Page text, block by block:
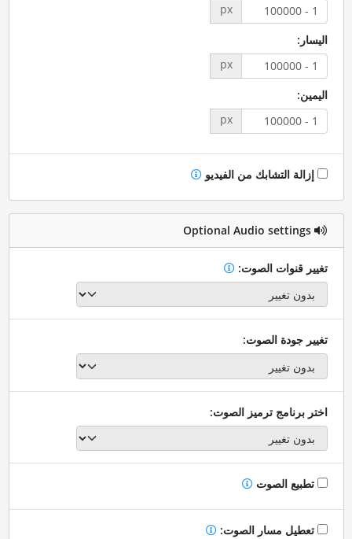
px
اليسار:
px
اليمين:
px
إزالة التشابك من الفيديو
Optional Audio settings
تغيير قنوات الصوت:
تغيير جودة الصوت:
اختر برنامج ترميز الصوت:
تطبيع الصوت
تعطيل مسار الصوت: